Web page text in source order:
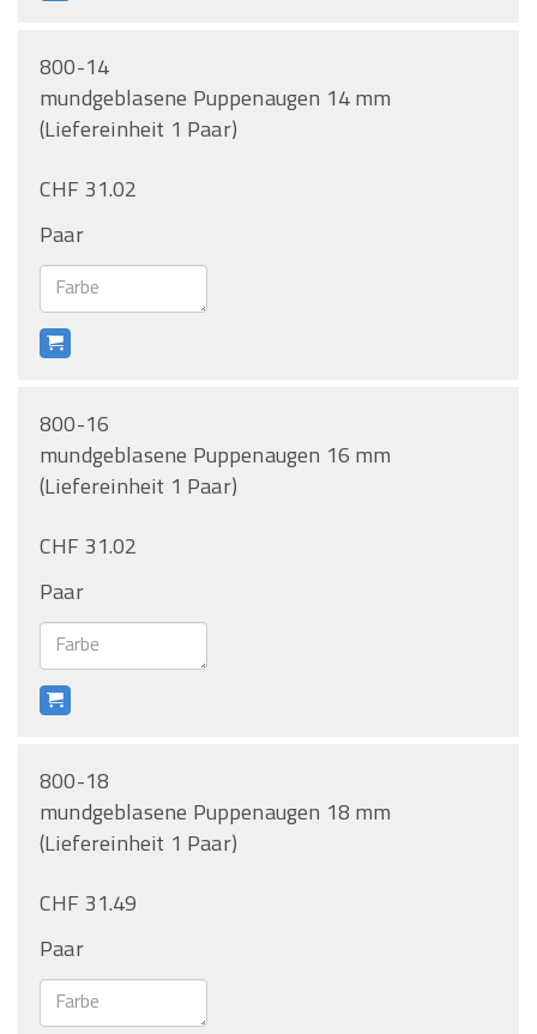
800-14
mundgeblasene Puppenaugen 14 mm
(Liefereinheit 1 Paar)
CHF 31.02
Paar
800-16
mundgeblasene Puppenaugen 16 mm
(Liefereinheit 1 Paar)
CHF 31.02
Paar
800-18
mundgeblasene Puppenaugen 18 mm
(Liefereinheit 1 Paar)
CHF 31.49
Paar